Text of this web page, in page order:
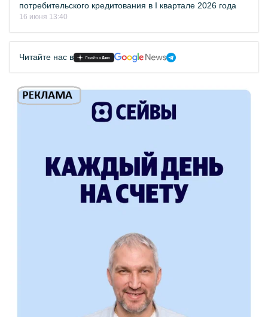
потребительского кредитования в I квартале 2026 года
16 июня 13:40
Читайте нас в